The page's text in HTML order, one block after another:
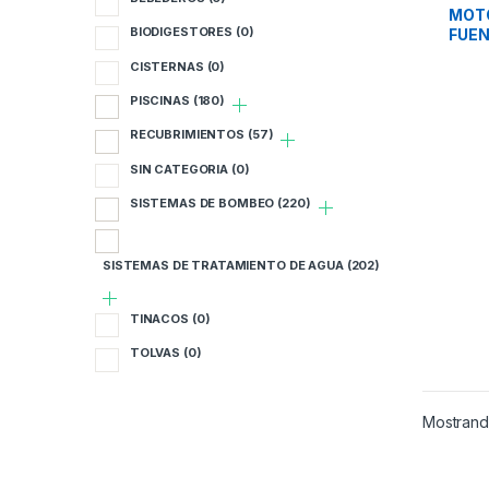
BIODIGESTORES (0)
CISTERNAS (0)
PISCINAS (180)
RECUBRIMIENTOS (57)
SIN CATEGORIA (0)
SISTEMAS DE BOMBEO (220)
SISTEMAS DE TRATAMIENTO DE AGUA (202)
TINACOS (0)
TOLVAS (0)